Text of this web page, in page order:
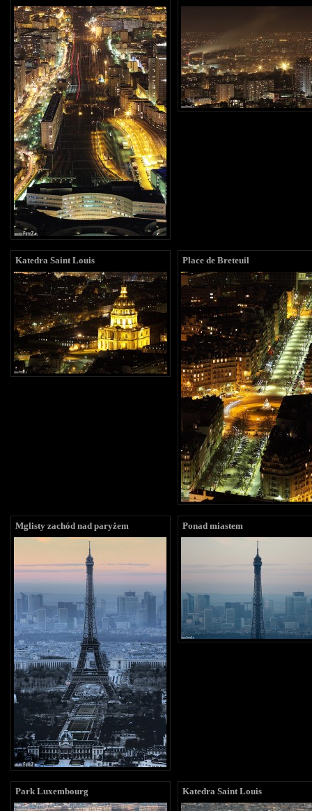
Katedra Saint Louis Place de Breteuil
Mglisty zachód nad paryżem Ponad miastem
Park Luxembourg Katedra Saint Louis